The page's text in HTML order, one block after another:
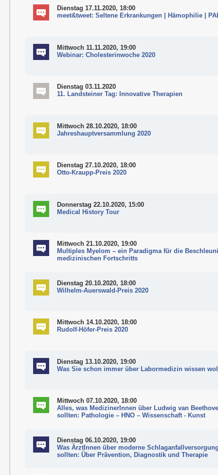
Dienstag 17.11.2020, 18:00
meet&tweet: Seltene Erkrankungen | Hämophilie |
Mittwoch 11.11.2020, 19:00
Webinar: Cholesterinwoche 2020
Dienstag 03.11.2020
11. Landsteiner Tag: Innovative Therapien
Mittwoch 28.10.2020, 18:00
Jahreshauptversammlung 2020
Dienstag 27.10.2020, 18:00
Otto-Kraupp-Preis 2020
Donnerstag 22.10.2020, 15:00
Medical History Tour
Mittwoch 21.10.2020, 19:00
Multiples Myelom – ein Paradigma für die
medizinischen Fortschritts
Dienstag 20.10.2020, 18:00
Wilhelm-Auerswald-Preis 2020
Mittwoch 14.10.2020, 18:00
Rudolf-Höfer-Preis 2020
Dienstag 13.10.2020, 19:00
Was Sie schon immer über Labormedizin wissen
Mittwoch 07.10.2020, 18:00
Alles, was MedizinerInnen über Ludwig van
sollten: Pathologie – HNO – Wissenschaft - Kunst
Dienstag 06.10.2020, 19:00
Was ÄrztInnen über moderne
sollten: Über Prävention, Diagnostik und Therapie